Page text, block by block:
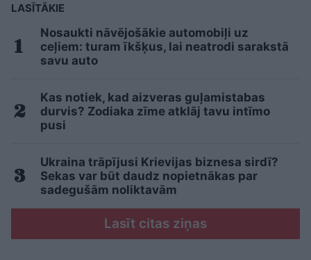
LASĪTĀKIE
Nosaukti nāvējošākie automobiļi uz
ceļiem: turam īkšķus, lai neatrodi sarakstā
savu auto
Kas notiek, kad aizveras guļamistabas
durvis? Zodiaka zīme atklāj tavu intīmo
pusi
Ukraina trāpījusi Krievijas biznesa sirdī?
Sekas var būt daudz nopietnākas par
sadegušām noliktavām
Lasīt citas ziņas